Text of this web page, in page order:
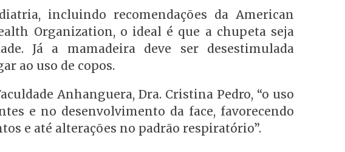
incluindo recomendações da American
Organization, o ideal é que a chupeta seja
Já a mamadeira deve ser desestimulada
ao uso de copos.
Anhanguera, Dra. Cristina Pedro, “o uso
e no desenvolvimento da face, favorecendo
e até alterações no padrão respiratório”.